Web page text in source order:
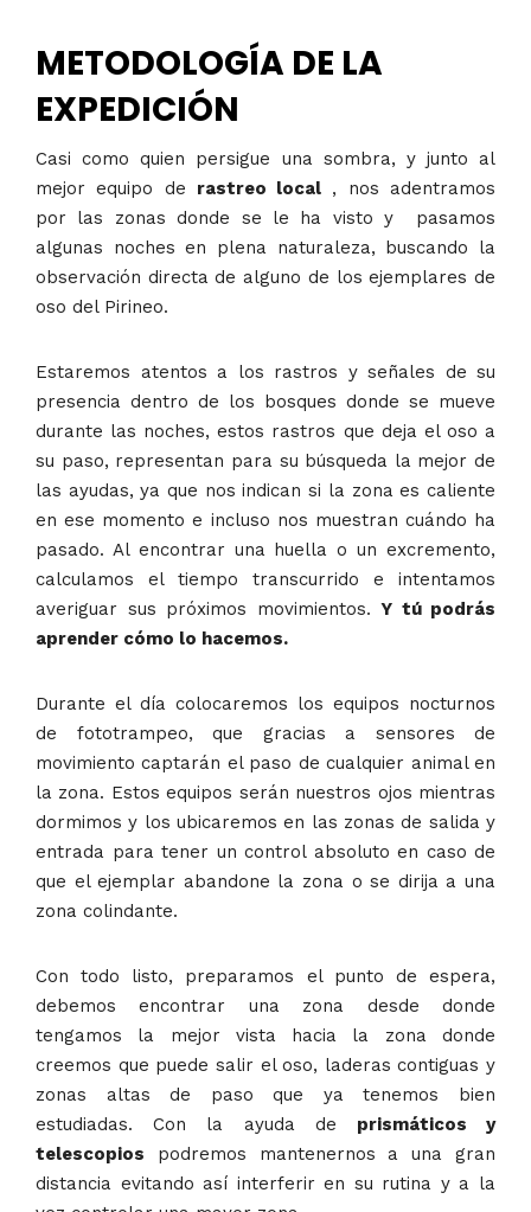
METODOLOGÍA DE LA
EXPEDICIÓN
Casi como quien persigue una sombra, y junto al
mejor equipo de rastreo local , nos adentramos
por las zonas donde se le ha visto y pasamos
algunas noches en plena naturaleza, buscando la
observación directa de alguno de los ejemplares de
oso del Pirineo.
Estaremos atentos a los rastros y señales de su
presencia dentro de los bosques donde se mueve
durante las noches, estos rastros que deja el oso a
su paso, representan para su búsqueda la mejor de
las ayudas, ya que nos indican si la zona es caliente
en ese momento e incluso nos muestran cuándo ha
pasado. Al encontrar una huella o un excremento,
calculamos el tiempo transcurrido e intentamos
averiguar sus próximos movimientos. Y tú podrás
aprender cómo lo hacemos.
Durante el día colocaremos los equipos nocturnos
de fototrampeo, que gracias a sensores de
movimiento captarán el paso de cualquier animal en
la zona. Estos equipos serán nuestros ojos mientras
dormimos y los ubicaremos en las zonas de salida y
entrada para tener un control absoluto en caso de
que el ejemplar abandone la zona o se dirija a una
zona colindante.
Con todo listo, preparamos el punto de espera,
debemos encontrar una zona desde donde
tengamos la mejor vista hacia la zona donde
creemos que puede salir el oso, laderas contiguas y
zonas altas de paso que ya tenemos bien
estudiadas. Con la ayuda de prismáticos y
telescopios podremos mantenernos a una gran
distancia evitando así interferir en su rutina y a la